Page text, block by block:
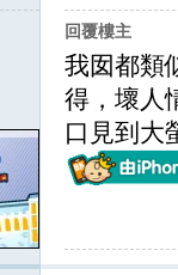
回覆樓主
我囡都類
得，壞人
口見到大